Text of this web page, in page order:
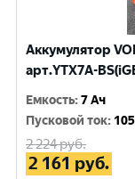
Аккумулятор
арт.YTX7A-
Емкость:7 Ач
Пусковой ток:
2 224руб.
2 161 руб.